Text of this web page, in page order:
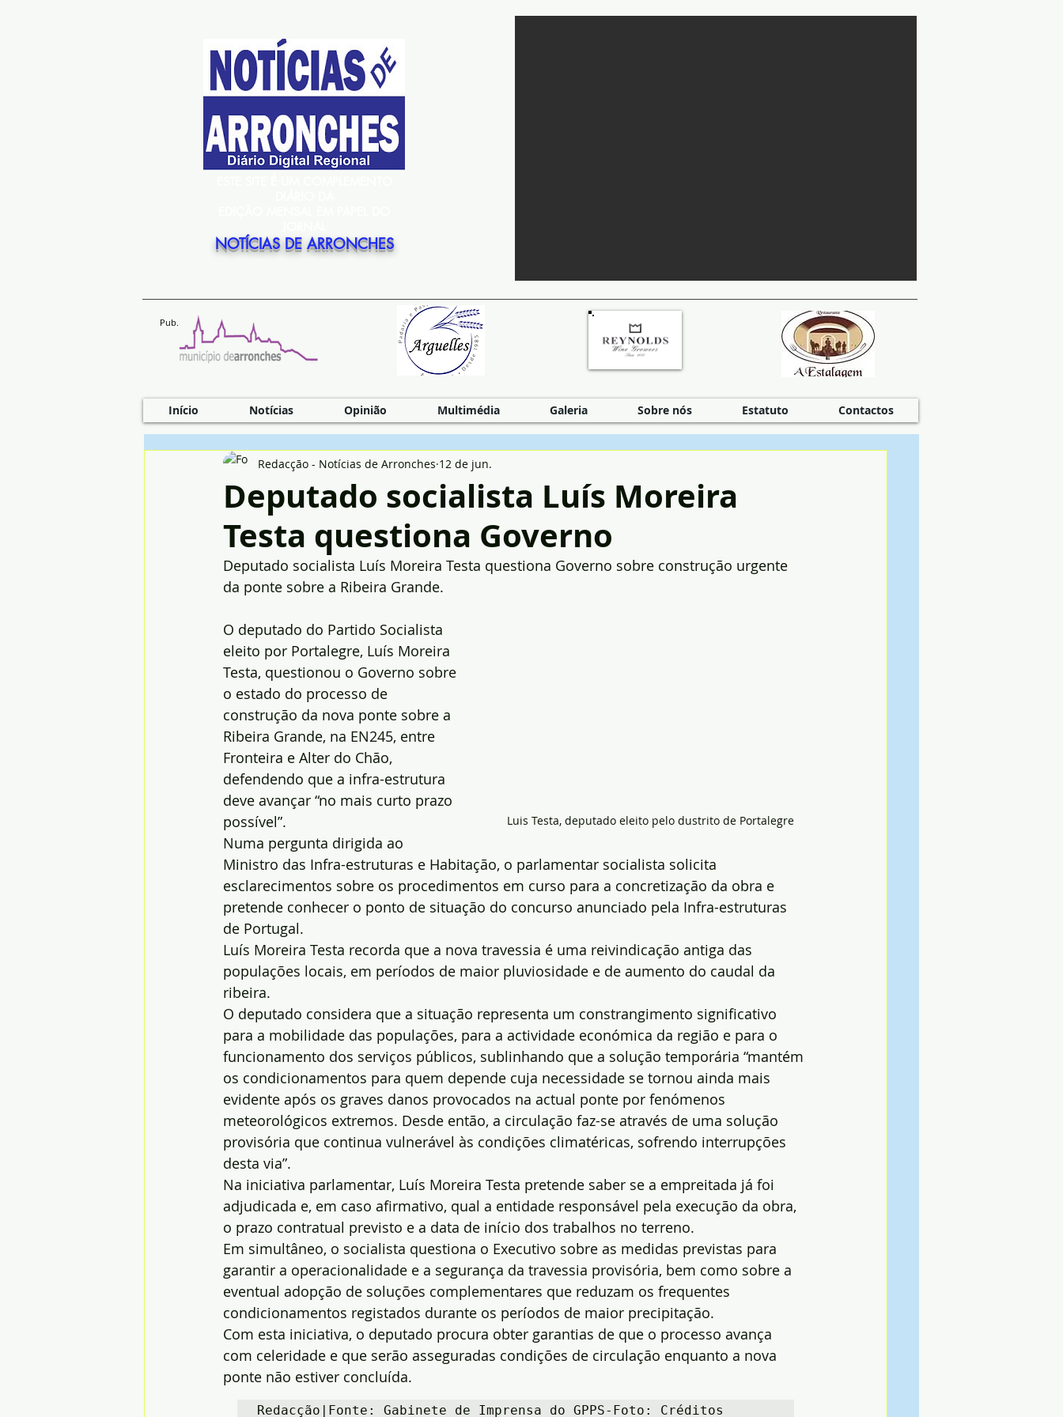
NOTÍCIAS DE ARRONCHES
Pub.
Início Notícias Opinião Multimédia Galeria Sobre nós Estatuto Contactos
Deputado socialista Luís Moreira
Testa questiona Governo
Redacção - Notícias de Arronches 12 de jun.
Deputado socialista Luís Moreira Testa questiona Governo sobre construção urgente
da ponte sobre a Ribeira Grande.
Luis Testa, deputado eleito pelo dustrito de Portalegre
O deputado do Partido Socialista
eleito por Portalegre, Luís Moreira
Testa, questionou o Governo sobre
o estado do processo de
construção da nova ponte sobre a
Ribeira Grande, na EN245, entre
Fronteira e Alter do Chão,
defendendo que a infra-estrutura
deve avançar “no mais curto prazo
possível”.
Numa pergunta dirigida ao
Ministro das Infra-estruturas e Habitação, o parlamentar socialista solicita
esclarecimentos sobre os procedimentos em curso para a concretização da obra e
pretende conhecer o ponto de situação do concurso anunciado pela Infra-estruturas
de Portugal.
Luís Moreira Testa recorda que a nova travessia é uma reivindicação antiga das
populações locais, em períodos de maior pluviosidade e de aumento do caudal da
ribeira.
O deputado considera que a situação representa um constrangimento significativo
para a mobilidade das populações, para a actividade económica da região e para o
funcionamento dos serviços públicos, sublinhando que a solução temporária “mantém
os condicionamentos para quem depende cuja necessidade se tornou ainda mais
evidente após os graves danos provocados na actual ponte por fenómenos
meteorológicos extremos. Desde então, a circulação faz-se através de uma solução
provisória que continua vulnerável às condições climatéricas, sofrendo interrupções
desta via”.
Na iniciativa parlamentar, Luís Moreira Testa pretende saber se a empreitada já foi
adjudicada e, em caso afirmativo, qual a entidade responsável pela execução da obra,
o prazo contratual previsto e a data de início dos trabalhos no terreno.
Em simultâneo, o socialista questiona o Executivo sobre as medidas previstas para
garantir a operacionalidade e a segurança da travessia provisória, bem como sobre a
eventual adopção de soluções complementares que reduzam os frequentes
condicionamentos registados durante os períodos de maior precipitação.
Com esta iniciativa, o deputado procura obter garantias de que o processo avança
com celeridade e que serão asseguradas condições de circulação enquanto a nova
ponte não estiver concluída.
Redacção|Fonte: Gabinete de Imprensa do GPPS-Foto: Créditos